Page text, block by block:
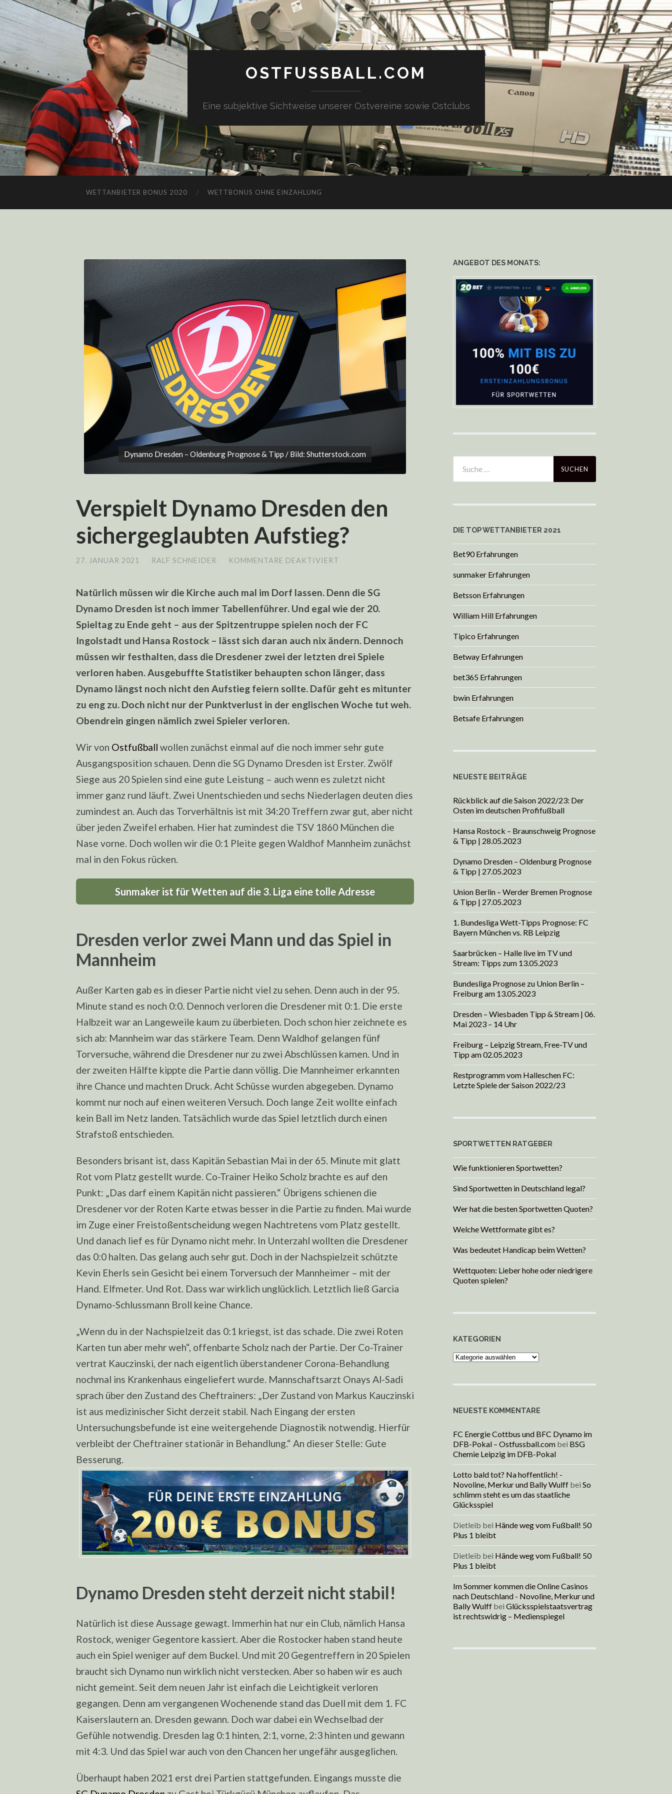
OSTFUSSBALL.COM
Eine subjektive Sichtweise unserer Ostvereine sowie Ostclubs
WETTANBIETER BONUS 2020 WETTBONUS OHNE EINZAHLUNG
Dynamo Dresden – Oldenburg Prognose & Tipp / Bild: Shutterstock.com
Verspielt Dynamo Dresden den
sichergeglaubten Aufstieg?
27. JANUAR 2021 RALF SCHNEIDER KOMMENTARE DEAKTIVIERT
DEN
AUFSTIEG?
Natürlich müssen wir die Kirche auch mal im Dorf lassen. Denn die SG
Dynamo Dresden ist noch immer Tabellenführer. Und egal wie der 20.
Spieltag zu Ende geht – aus der Spitzentruppe spielen noch der FC
Ingolstadt und Hansa Rostock – lässt sich daran auch nix ändern. Dennoch
müssen wir festhalten, dass die Dresdener zwei der letzten drei Spiele
verloren haben. Ausgebuffte Statistiker behaupten schon länger, dass
Dynamo längst noch nicht den Aufstieg feiern sollte. Dafür geht es mitunter
zu eng zu. Doch nicht nur der Punktverlust in der englischen Woche tut weh.
Obendrein gingen nämlich zwei Spieler verloren.
Wir von Ostfußball wollen zunächst einmal auf die noch immer sehr gute
Ausgangsposition schauen. Denn die SG Dynamo Dresden ist Erster. Zwölf
Siege aus 20 Spielen sind eine gute Leistung – auch wenn es zuletzt nicht
immer ganz rund läuft. Zwei Unentschieden und sechs Niederlagen deuten dies
zumindest an. Auch das Torverhältnis ist mit 34:20 Treffern zwar gut, aber nicht
über jeden Zweifel erhaben. Hier hat zumindest die TSV 1860 München die
Nase vorne. Doch wollen wir die 0:1 Pleite gegen Waldhof Mannheim zunächst
mal in den Fokus rücken.
Sunmaker ist für Wetten auf die 3. Liga eine tolle Adresse
Dresden verlor zwei Mann und das Spiel in
Mannheim
Außer Karten gab es in dieser Partie nicht viel zu sehen. Denn auch in der 95.
Minute stand es noch 0:0. Dennoch verloren die Dresdener mit 0:1. Die erste
Halbzeit war an Langeweile kaum zu überbieten. Doch schon hier zeichnete es
sich ab: Mannheim war das stärkere Team. Denn Waldhof gelangen fünf
Torversuche, während die Dresdener nur zu zwei Abschlüssen kamen. Und in
der zweiten Hälfte kippte die Partie dann völlig. Die Mannheimer erkannten
ihre Chance und machten Druck. Acht Schüsse wurden abgegeben. Dynamo
kommt nur noch auf einen weiteren Versuch. Doch lange Zeit wollte einfach
kein Ball im Netz landen. Tatsächlich wurde das Spiel letztlich durch einen
Strafstoß entschieden.
Besonders brisant ist, dass Kapitän Sebastian Mai in der 65. Minute mit glatt
Rot vom Platz gestellt wurde. Co-Trainer Heiko Scholz brachte es auf den
Punkt: „Das darf einem Kapitän nicht passieren.“ Übrigens schienen die
Dresdener vor der Roten Karte etwas besser in die Partie zu finden. Mai wurde
im Zuge einer Freistoßentscheidung wegen Nachtretens vom Platz gestellt.
Und danach lief es für Dynamo nicht mehr. In Unterzahl wollten die Dresdener
das 0:0 halten. Das gelang auch sehr gut. Doch in der Nachspielzeit schützte
Kevin Eherls sein Gesicht bei einem Torversuch der Mannheimer – mit der
Hand. Elfmeter. Und Rot. Dass war wirklich unglücklich. Letztlich ließ Garcia
Dynamo-Schlussmann Broll keine Chance.
„Wenn du in der Nachspielzeit das 0:1 kriegst, ist das schade. Die zwei Roten
Karten tun aber mehr weh“, offenbarte Scholz nach der Partie. Der Co-Trainer
vertrat Kauczinski, der nach eigentlich überstandener Corona-Behandlung
nochmal ins Krankenhaus eingeliefert wurde. Mannschaftsarzt Onays Al-Sadi
sprach über den Zustand des Cheftrainers: „Der Zustand von Markus Kauczinski
ist aus medizinischer Sicht derzeit stabil. Nach Eingang der ersten
Untersuchungsbefunde ist eine weitergehende Diagnostik notwendig. Hierfür
verbleibt der Cheftrainer stationär in Behandlung.“ An dieser Stelle: Gute
Besserung.
Dynamo Dresden steht derzeit nicht stabil!
Natürlich ist diese Aussage gewagt. Immerhin hat nur ein Club, nämlich Hansa
Rostock, weniger Gegentore kassiert. Aber die Rostocker haben stand heute
auch ein Spiel weniger auf dem Buckel. Und mit 20 Gegentreffern in 20 Spielen
braucht sich Dynamo nun wirklich nicht verstecken. Aber so haben wir es auch
nicht gemeint. Seit dem neuen Jahr ist einfach die Leichtigkeit verloren
gegangen. Denn am vergangenen Wochenende stand das Duell mit dem 1. FC
Kaiserslautern an. Dresden gewann. Doch war dabei ein Wechselbad der
Gefühle notwendig. Dresden lag 0:1 hinten, 2:1, vorne, 2:3 hinten und gewann
mit 4:3. Und das Spiel war auch von den Chancen her ungefähr ausgeglichen.
Überhaupt haben 2021 erst drei Partien stattgefunden. Eingangs musste die
ANGEBOT DES MONATS:
DIE TOP WETTANBIETER 2021
Bet90 Erfahrungen
sunmaker Erfahrungen
Betsson Erfahrungen
William Hill Erfahrungen
Tipico Erfahrungen
Betway Erfahrungen
bet365 Erfahrungen
bwin Erfahrungen
Betsafe Erfahrungen
NEUESTE BEITRÄGE
Rückblick auf die Saison 2022/23: Der
Osten im deutschen Profifußball
Hansa Rostock – Braunschweig Prognose
& Tipp | 28.05.2023
Dynamo Dresden – Oldenburg Prognose
& Tipp | 27.05.2023
Union Berlin – Werder Bremen Prognose
& Tipp | 27.05.2023
1. Bundesliga Wett-Tipps Prognose: FC
Bayern München vs. RB Leipzig
Saarbrücken – Halle live im TV und
Stream: Tipps zum 13.05.2023
Bundesliga Prognose zu Union Berlin –
Freiburg am 13.05.2023
Dresden – Wiesbaden Tipp & Stream | 06.
Mai 2023 – 14 Uhr
Freiburg – Leipzig Stream, Free-TV und
Tipp am 02.05.2023
Restprogramm vom Halleschen FC:
Letzte Spiele der Saison 2022/23
SPORTWETTEN RATGEBER
Wie funktionieren Sportwetten?
Sind Sportwetten in Deutschland legal?
Wer hat die besten Sportwetten Quoten?
Welche Wettformate gibt es?
Was bedeutet Handicap beim Wetten?
Wettquoten: Lieber hohe oder niedrigere
Quoten spielen?
KATEGORIEN
Kategorien
NEUESTE KOMMENTARE
FC Energie Cottbus und BFC Dynamo im
DFB-Pokal – Ostfussball.com bei BSG
Chemie Leipzig im DFB-Pokal
Lotto bald tot? Na hoffentlich! -
Novoline, Merkur und Bally Wulff bei So
schlimm steht es um das staatliche
Glücksspiel
Dietleib bei Hände weg vom Fußball! 50
Plus 1 bleibt
Dietleib bei Hände weg vom Fußball! 50
Plus 1 bleibt
Im Sommer kommen die Online Casinos
nach Deutschland - Novoline, Merkur und
Bally Wulff bei Glücksspielstaatsvertrag
ist rechtswidrig – Medienspiegel